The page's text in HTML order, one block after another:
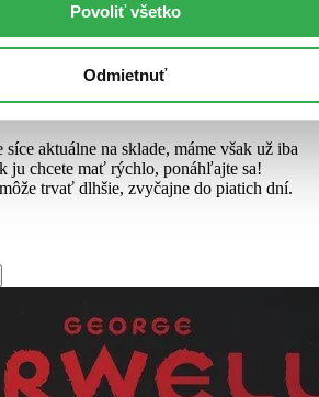
Povoliť všetko
Odmietnuť
aktuálne na sklade, máme však už iba
ju chcete mať rýchlo, ponáhľajte sa!
trvať dlhšie, zvyčajne do piatich dní.